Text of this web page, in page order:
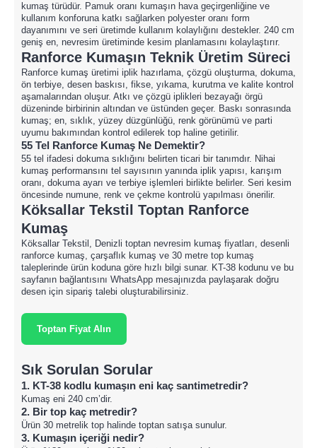
kumaş türüdür. Pamuk oranı kumaşın hava geçirgenliğine ve
kullanım konforuna katkı sağlarken polyester oranı form
dayanımını ve seri üretimde kullanım kolaylığını destekler. 240 cm
geniş en, nevresim üretiminde kesim planlamasını kolaylaştırır.
Ranforce Kumaşın Teknik Üretim Süreci
Ranforce kumaş üretimi iplik hazırlama, çözgü oluşturma, dokuma,
ön terbiye, desen baskısı, fikse, yıkama, kurutma ve kalite kontrol
aşamalarından oluşur. Atkı ve çözgü iplikleri bezayağı örgü
düzeninde birbirinin altından ve üstünden geçer. Baskı sonrasında
kumaş; en, sıklık, yüzey düzgünlüğü, renk görünümü ve parti
uyumu bakımından kontrol edilerek top haline getirilir.
55 Tel Ranforce Kumaş Ne Demektir?
55 tel ifadesi dokuma sıklığını belirten ticari bir tanımdır. Nihai
kumaş performansını tel sayısının yanında iplik yapısı, karışım
oranı, dokuma ayarı ve terbiye işlemleri birlikte belirler. Seri kesim
öncesinde numune, renk ve çekme kontrolü yapılması önerilir.
Köksallar Tekstil Toptan Ranforce
Kumaş
Köksallar Tekstil, Denizli toptan nevresim kumaş fiyatları, desenli
ranforce kumaş, çarşaflık kumaş ve 30 metre top kumaş
taleplerinde ürün koduna göre hızlı bilgi sunar. KT-38 kodunu ve bu
sayfanın bağlantısını WhatsApp mesajınızda paylaşarak doğru
desen için sipariş talebi oluşturabilirsiniz.
Toptan Fiyat Alın
Sık Sorulan Sorular
1. KT-38 kodlu kumaşın eni kaç santimetredir?
Kumaş eni 240 cm’dir.
2. Bir top kaç metredir?
Ürün 30 metrelik top halinde toptan satışa sunulur.
3. Kumaşın içeriği nedir?